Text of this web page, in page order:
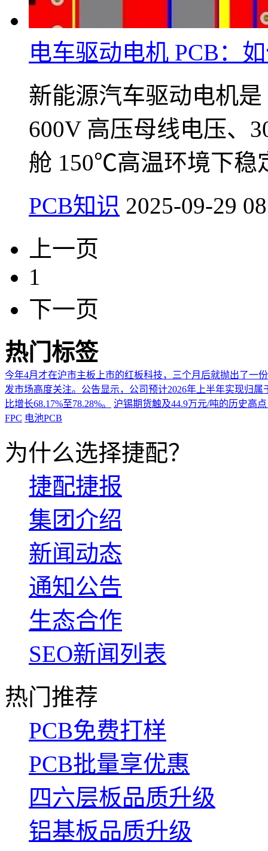
电车驱动电机 PCB：
新能源汽车驱动电机是
600V 高压母线电压、
舱 150℃高温环境下稳
PCB知识 2025-09-29
上一页
1
下一页
热门标签
今年4月才在沪市主板上市的红板科技，三个月后就抛出了一
发市场高度关注。公告显示，公司预计2026年上半年实现归
比增长68.17%至78.28%。
沪锡期货触及44.9万元/吨的历史高
FPC 电池PCB
为什么选择捷配？
捷配捷报
集团介绍
新闻动态
通知公告
生态合作
SEO新闻列表
热门推荐
PCB免费打样
PCB批量享优惠
四六层板品质升级
铝基板品质升级